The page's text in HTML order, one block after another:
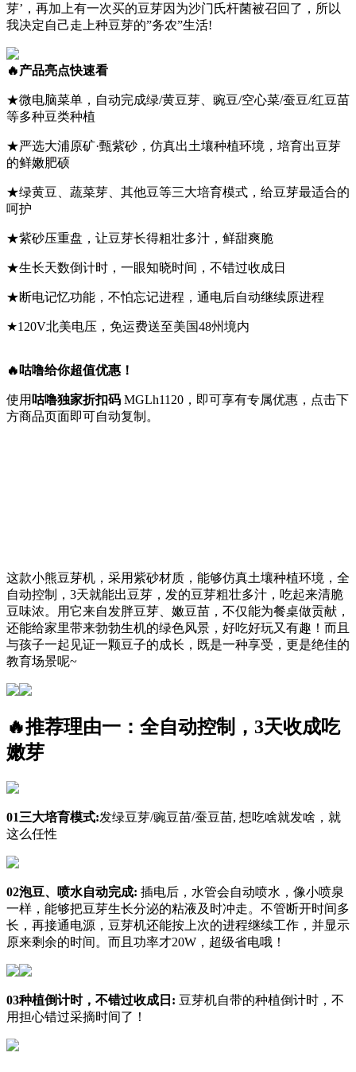
芽’，再加上有一次买的豆芽因为沙门氏杆菌被召回了，所以
我决定自己走上种豆芽的”务农”生活!
🔥产品亮点快速看
★微电脑菜单，自动完成绿/黄豆芽、豌豆/空心菜/蚕豆/红豆苗
等多种豆类种植
★严选大浦原矿·甄紫砂，仿真出土壤种植环境，培育出豆芽
的鲜嫩肥硕
★绿黄豆、蔬菜芽、其他豆等三大培育模式，给豆芽最适合的
呵护
★紫砂压重盘，让豆芽长得粗壮多汁，鲜甜爽脆
★生长天数倒计时，一眼知晓时间，不错过收成日
★断电记忆功能，不怕忘记进程，通电后自动继续原进程
★120V北美电压，免运费送至美国48州境内
🔥咕噜给你超值优惠！
使用 咕噜独家折扣码 MGLh1120 ，即可享有专属优惠，点击下
方商品页面即可自动复制。
这款小熊豆芽机，采用紫砂材质，能够仿真土壤种植环境，全
自动控制，3天就能出豆芽，发的豆芽粗壮多汁，吃起来清脆
豆味浓。用它来自发胖豆芽、嫩豆苗，不仅能为餐桌做贡献，
还能给家里带来勃勃生机的绿色风景，好吃好玩又有趣！而且
与孩子一起见证一颗豆子的成长，既是一种享受，更是绝佳的
教育场景呢~
🔥推荐理由一：全自动控制，3天收成吃
嫩芽
01三大培育模式:发绿豆芽/豌豆苗/蚕豆苗, 想吃啥就发啥，就
这么任性
02泡豆、喷水自动完成: 插电后，水管会自动喷水，像小喷泉
一样，能够把豆芽生长分泌的粘液及时冲走。不管断开时间多
长，再接通电源，豆芽机还能按上次的进程继续工作，并显示
原来剩余的时间。而且功率才20W，超级省电哦！
03种植倒计时，不错过收成日: 豆芽机自带的种植倒计时，不
用担心错过采摘时间了！